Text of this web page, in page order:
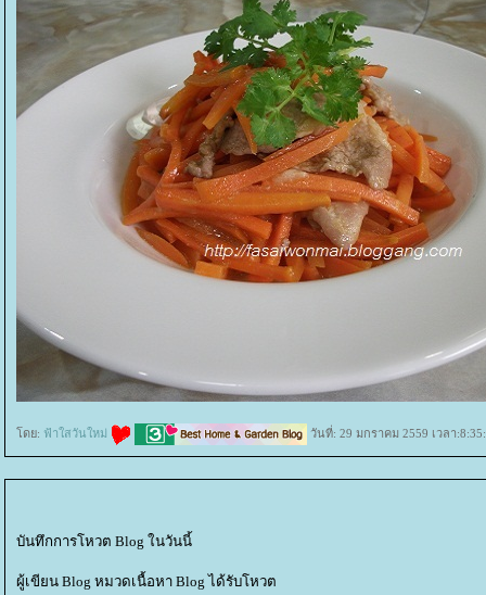
ดย: ฟ้าใสวันใหม่ วันที่: 29 มกราคม 2559 เวลา
บันทึกการโหวต Blog ในวันนี้
ผู้เขียน Blog หมวดเนื้อหา Blog ได้รับโหวต